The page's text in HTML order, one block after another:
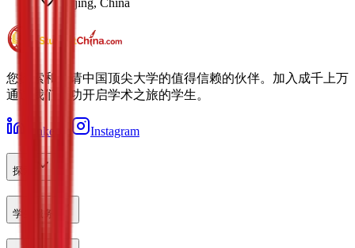
您探索和申请中国顶尖大学的值得信赖的伙伴。加入成千上万
通过我们成功开启学术之旅的学生。
LinkedIn Instagram
探索
学生服务